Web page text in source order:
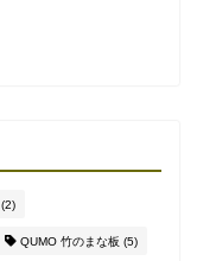
(2)
QUMO 竹のまな板 (5)